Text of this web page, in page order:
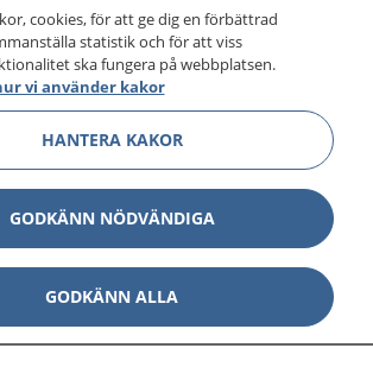
när du vill må bättre.
Show
Show
Show
cookies, för att ge dig en förbättrad
statistik och för att viss
ska fungera på webbplatsen.
vi använder kakor
HANTERA KAKOR
GODKÄNN NÖDVÄNDIGA
GODKÄNN ALLA